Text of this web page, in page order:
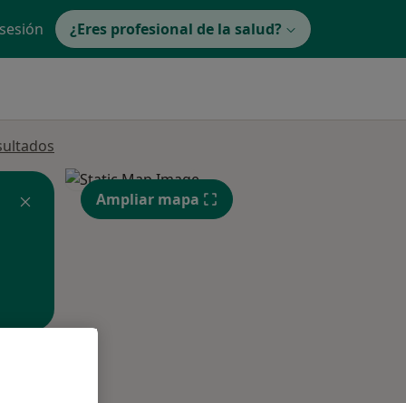
¿Eres profesional de la salud?
Ampliar mapa